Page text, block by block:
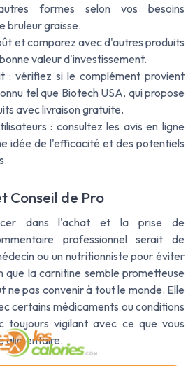
formes selon vos besoins
bruleur graisse.
et comparez avec d'autres produits
valeur d'investissement.
: vérifiez si le complément provient
tel que Biotech USA, qui propose
avec livraison gratuite.
: consultez les avis en ligne
idée de l'efficacité et des potentiels
Conseil de Pro
dans l'achat et la prise de
professionnel serait de
ou un nutritionniste pour éviter
que la carnitine semble prometteuse
ne pas convenir à tout le monde. Elle
certains médicaments ou conditions
toujours vigilant avec ce que vous
alimentaire.